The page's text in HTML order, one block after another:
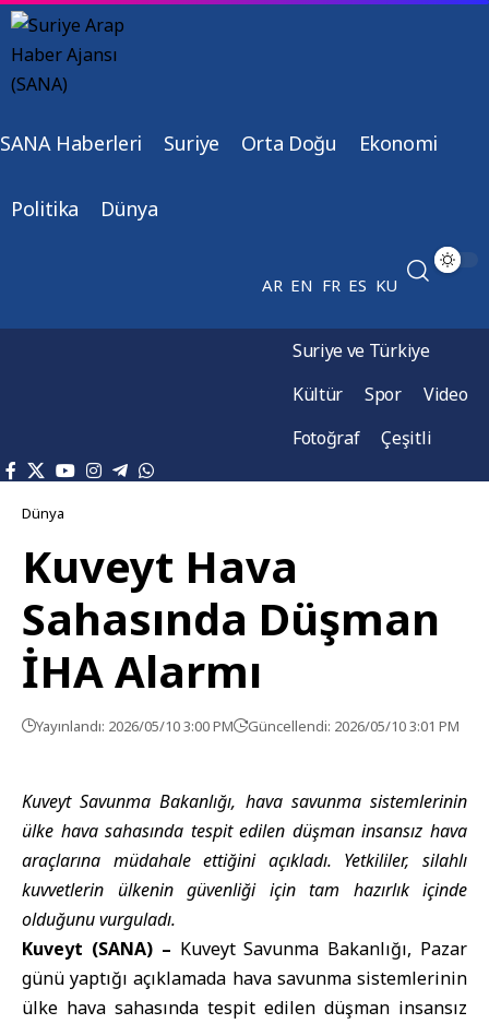
SANA Haberleri Suriye Orta Doğu Ekonomi
Politika Dünya
AR EN FR ES KU
Suriye ve Türkiye
Kültür
Spor
Video
Fotoğraf
Çeşitli
Dünya
Kuveyt Hava
Sahasında Düşman
İHA Alarmı
Yayınlandı: 2026/05/10 3:00 PM Güncellendi: 2026/05/10 3:01 PM
Kuveyt Savunma Bakanlığı, hava savunma sistemlerinin
ülke hava sahasında tespit edilen düşman insansız hava
araçlarına müdahale ettiğini açıkladı. Yetkililer, silahlı
kuvvetlerin ülkenin güvenliği için tam hazırlık içinde
olduğunu vurguladı.
Kuveyt (SANA) – Kuveyt Savunma Bakanlığı, Pazar
günü yaptığı açıklamada hava savunma sistemlerinin
ülke hava sahasında tespit edilen düşman insansız